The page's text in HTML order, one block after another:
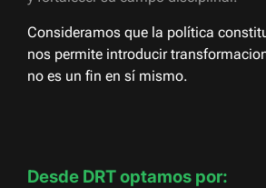
Consideramos que la política
nos permite introducir
no es un fin en sí mismo.
Desde DRT optamos por: